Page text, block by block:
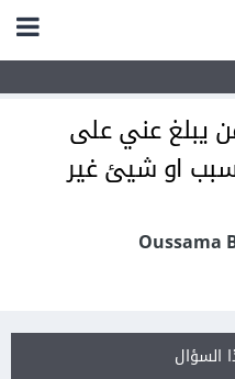
يبلغ عني على
او شيئ غير